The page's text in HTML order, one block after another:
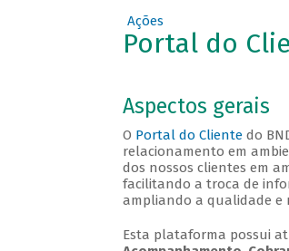
Ações
Portal do
Aspectos gerais
O Portal do Clientedo
relacionamento em
dos nossos clientes em
facilitando a troca de
ampliando a qualidade e
Esta plataforma possui